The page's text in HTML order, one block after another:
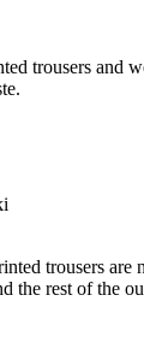
trousers and
trousers are
the rest of the